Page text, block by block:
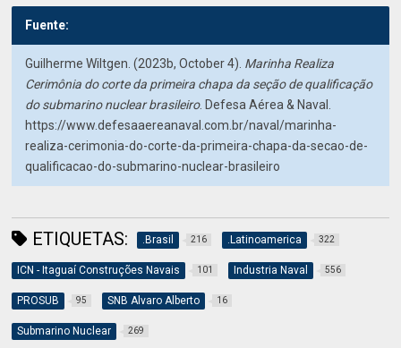
Fuente:
Guilherme Wiltgen. (2023b, October 4). Marinha Realiza
Cerimônia do corte da primeira chapa da seção de qualificação
do submarino nuclear brasileiro. Defesa Aérea & Naval.
https://www.defesaaereanaval.com.br/naval/marinha-
realiza-cerimonia-do-corte-da-primeira-chapa-da-secao-de-
qualificacao-do-submarino-nuclear-brasileiro
ETIQUETAS: .Brasil 216 .Latinoamerica 322
ICN - Itaguaí Construções Navais 101 Industria Naval 556
PROSUB 95 SNB Alvaro Alberto 16
Submarino Nuclear 269